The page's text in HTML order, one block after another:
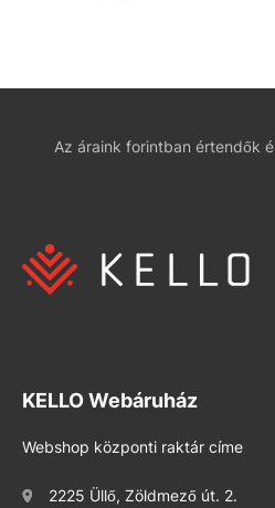
Az áraink forintban értendők
KELLO Webáruház
Webshop központi raktár címe
2225 Üllő, Zöldmező út. 2.